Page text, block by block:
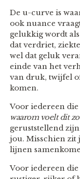
De u-curve is
ook nuance
gelukkig wordt
dat verdriet,
wel dat geluk
einde van het
van druk, twijfel
komen.
Voor iedereen
waarom voelt dit zo
geruststellend
jou. Misschien zit
lijnen
Voor iedereen